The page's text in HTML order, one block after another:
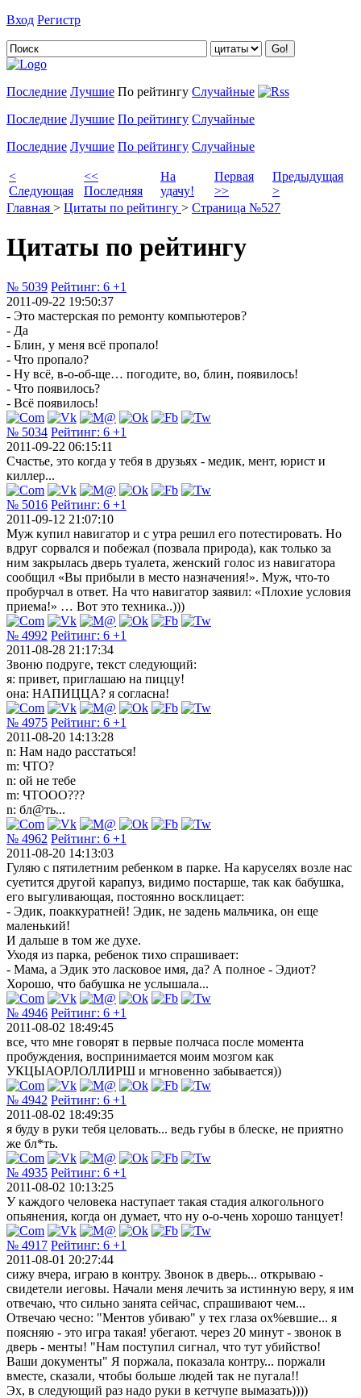
Вход Регистр
Последние Лучшие По рейтингу Случайные
Последние Лучшие По рейтингу Случайные
Последние Лучшие По рейтингу Случайные
<
Следующая
<<
Последняя
На
удачу!
Первая
>>
Предыдущая
>
Главная > Цитаты по рейтингу > Страница №527
Цитаты по рейтингу
№ 5039 Рейтинг: 6 +1
2011-09-22 19:50:37
- Это мастерская по ремонту компьютеров?
- Да
- Блин, у меня всё пропало!
- Что пропало?
- Ну всё, в-о-об-ще… погодите, во, блин, появилось!
- Что появилось?
- Всё появилось!
№ 5034 Рейтинг: 6 +1
2011-09-22 06:15:11
Счастье, это когда у тебя в друзьях - медик, мент, юрист и
киллер...
№ 5016 Рейтинг: 6 +1
2011-09-12 21:07:10
Муж купил навигатор и с утра решил его потестировать. Но
вдруг сорвался и побежал (позвала природа), как только за
ним закрылась дверь туалета, женский голос из навигатора
сообщил «Вы прибыли в место назначения!». Муж, что-то
пробурчал в ответ. На что навигатор заявил: «Плохие условия
приема!» … Вот это техника..)))
№ 4992 Рейтинг: 6 +1
2011-08-28 21:17:34
Звоню подруге, текст следующий:
я: привет, приглашаю на пиццу!
она: НАПИЦЦА? я согласна!
№ 4975 Рейтинг: 6 +1
2011-08-20 14:13:28
n: Нам надо расстаться!
m: ЧТО?
n: ой не тебе
m: ЧТООО???
n: бл@ть...
№ 4962 Рейтинг: 6 +1
2011-08-20 14:13:03
Гуляю с пятилетним ребенком в парке. На каруселях возле нас
суетится другой карапуз, видимо постарше, так как бабушка,
его выгуливающая, постоянно восклицает:
- Эдик, поаккуратней! Эдик, не задень мальчика, он еще
маленький!
И дальше в том же духе.
Уходя из парка, ребенок тихо спрашивает:
- Мама, а Эдик это ласковое имя, да? А полное - Эдиот?
Хорошо, что бабушка не услышала...
№ 4946 Рейтинг: 6 +1
2011-08-02 18:49:45
все, что мне говорят в первые полчаса после момента
пробуждения, воспринимается моим мозгом как
УКЦЫАОРЛОЛЛИРШ и мгновенно забывается))
№ 4942 Рейтинг: 6 +1
2011-08-02 18:49:35
я буду в руки тебя целовать... ведь губы в блеске, не приятно
же бл*ть.
№ 4935 Рейтинг: 6 +1
2011-08-02 10:13:25
У каждого человека наступает такая стадия алкогольного
опьянения, когда он думает, что ну о-о-чень хорошо танцует!
№ 4917 Рейтинг: 6 +1
2011-08-01 20:27:44
сижу вчера, играю в контру. Звонок в дверь... открываю -
свидетели иеговы. Начали меня лечить за истинную веру, я им
отвечаю, что сильно занята сейчас, спрашивают чем...
Отвечаю чесно: "Ментов убиваю" у тех глаза ох%евшие... я
поясняю - это игра такая! убегают. через 20 минут - звонок в
дверь - менты! "Нам поступил сигнал, что тут убийство!
Ваши документы" Я поржала, показала контру... поржали
вместе, сказали, чтобы больше людей так не пугала!!
Эх, в следующий раз надо руки в кетчупе вымазать))))